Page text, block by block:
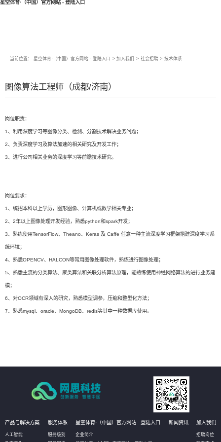
星空体育·（中国）官方网站 - 登陆入口
当前位置： 星空体育·（中国）官方网站 - 登陆入口 > 加入我们 > 社会招聘 > 技术体系
图像算法工程师（成都/济南）
岗位职责：
1、利用深度学习等图像分类、检测、分割技术解决业务问题；
2、负责深度学习及算法加速的相关研究及开发工作；
3、进行公司相关业务的深度学习等前瞻技术研究。
岗位要求：
1、统招本科以上学历，图形图像、计算机或数学相关专业；
2、2年以上图像处理开发经验，熟悉python和spark开发；
3、熟练使用TensorFlow、Theano、Keras 及 Caffe 任意一种主流深度学习框架搭建深度学习系
统环境；
4、熟悉OPENCV、HALCON等常用图像处理软件，熟练进行图像处理；
5、熟悉主流的分类算法、聚类算法和关联分析算法原理，能熟练使用神经网络算法的进行业务建
模；
6、对OCR领域有深入的研究，熟悉模型调参，压缩和整型化方法；
7、熟悉mysql、oracle、MongoDB、redis等其中一种数据库使用。
产品与解决方案
人工智能
服务体系
服务级别
星空体育·（中国）官方网站 - 登陆入口
企业简介
新闻资讯 加入我们
招聘岗位